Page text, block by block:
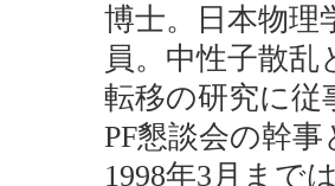
博士。日本物理
員。中性子散
転移の研究に従
PF懇談会の幹
1998年3月まで